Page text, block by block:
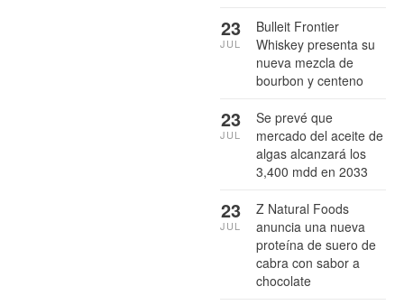
Bulleit Frontier
Whiskey presenta su
nueva mezcla de
bourbon y centeno
23
JUL
Se prevé que
mercado del aceite de
algas alcanzará los
3,400 mdd en 2033
23
JUL
Z Natural Foods
anuncia una nueva
proteína de suero de
cabra con sabor a
chocolate
23
JUL